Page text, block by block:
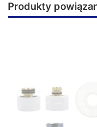
Produkty